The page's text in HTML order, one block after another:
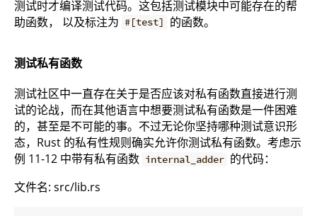
测试时才编译测试代码。这包括测试模块中可能存在的帮
助函数， 以及标注为 #[test] 的函数。
测试私有函数
测试社区中一直存在关于是否应该对私有函数直接进行测
试的论战，而在其他语言中想要测试私有函数是一件困难
的，甚至是不可能的事。不过无论你坚持哪种测试意识形
态，Rust 的私有性规则确实允许你测试私有函数。考虑示
例 11-12 中带有私有函数 internal_adder 的代码：
文件名: src/lib.rs